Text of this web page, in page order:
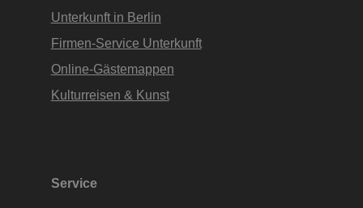
Unterkunft in Berlin
Firmen-Service Unterkunft
Online-Gästemappen
Kulturreisen & Kunst
Service